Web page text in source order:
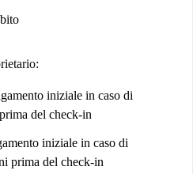
Grazie alla sua posizione
a Lipsia.
iniziale in caso di
del check-in
iniziale in caso di
prima del check-in